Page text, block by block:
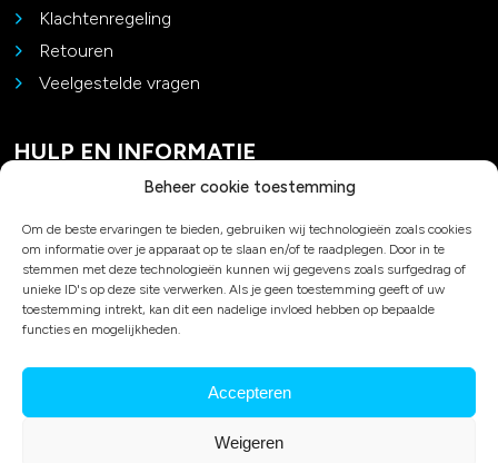
Beheer cookie toestemming
Om de beste ervaringen te bieden, gebruiken wij technologieën zoals cookies
om informatie over je apparaat op te slaan en/of te raadplegen. Door in te
stemmen met deze technologieën kunnen wij gegevens zoals surfgedrag of
unieke ID's op deze site verwerken. Als je geen toestemming geeft of uw
toestemming intrekt, kan dit een nadelige invloed hebben op bepaalde
functies en mogelijkheden.
Accepteren
Weigeren
Klachtenregeling
Retouren
Veelgestelde vragen
HULP EN INFORMATIE
Padel advies
Privacy en cookies
Algemene voorwaarden
Over ons